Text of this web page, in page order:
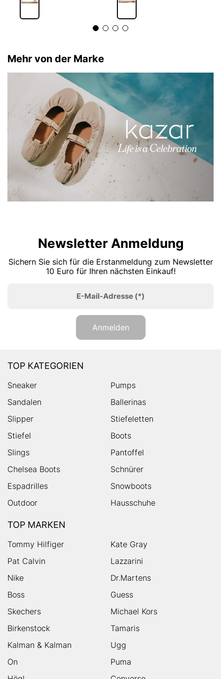
Mehr von der Marke
Newsletter Anmeldung
Sichern Sie sich für die Erstanmeldung zum Newsletter
10 Euro für Ihren nächsten Einkauf!
E-Mail-Adresse (*)
Anmelden
TOP KATEGORIEN
Sneaker
Pumps
Sandalen
Ballerinas
Slipper
Stiefeletten
Stiefel
Boots
Slings
Pantoffel
Chelsea Boots
Schnürer
Espadrilles
Snowboots
Outdoor
Hausschuhe
TOP MARKEN
Tommy Hilfiger
Kate Gray
Pat Calvin
Lazzarini
Nike
Dr.Martens
Boss
Guess
Skechers
Michael Kors
Birkenstock
Tamaris
Kalman & Kalman
Ugg
On
Puma